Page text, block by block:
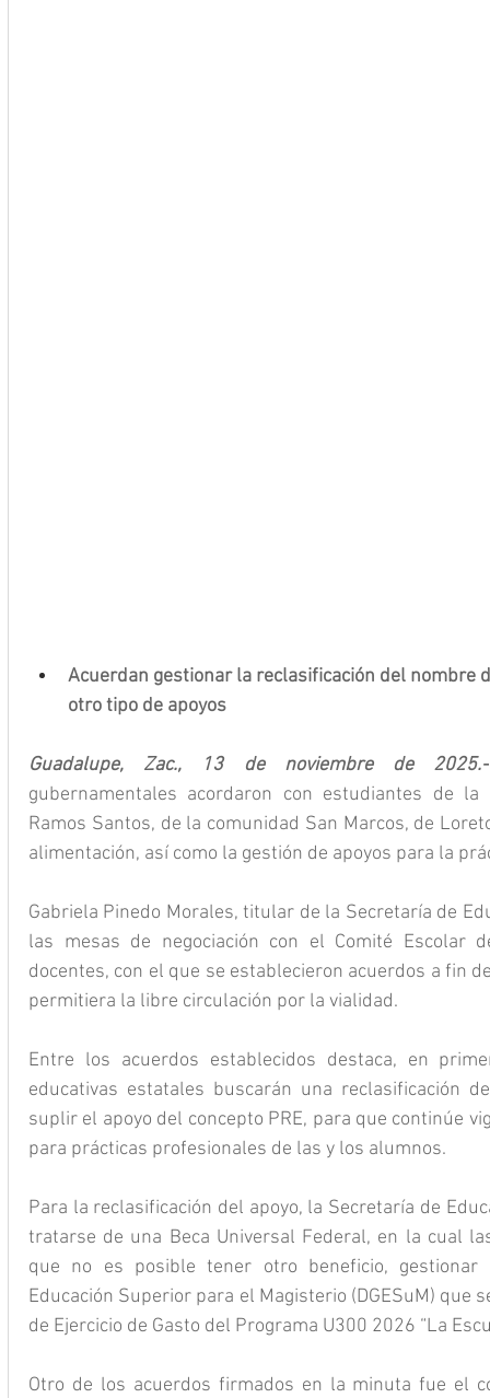
Acuerdan gestionar la reclasificación del nombre
otro tipo de apoyos
Guadalupe, Zac., 13 de noviembre de 2025.-
gubernamentales acordaron con estudiantes de
Ramos Santos, de la comunidad San Marcos, de
alimentación, así como la gestión de apoyos para la
Gabriela Pinedo Morales, titular de la Secretaría de
las mesas de negociación con el Comité Escolar
docentes, con el que se establecieron acuerdos a fin
permitiera la libre circulación por la vialidad.
Entre los acuerdos establecidos destaca, en
educativas estatales buscarán una reclasificación
suplir el apoyo del concepto PRE, para que continúe
para prácticas profesionales de las y los alumnos.
Para la reclasificación del apoyo, la Secretaría de
tratarse de una Beca Universal Federal, en la cual
que no es posible tener otro beneficio, gestionar
Educación Superior para el Magisterio (DGESuM) que
de Ejercicio de Gasto del Programa U300 2026 “La
Otro de los acuerdos firmados en la minuta fue el